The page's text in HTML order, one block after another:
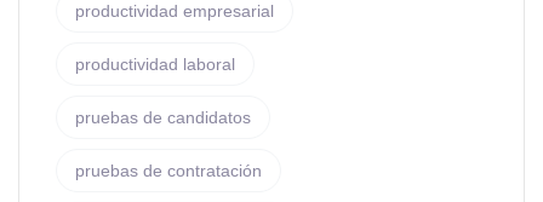
productividad empresarial
productividad laboral
pruebas de candidatos
pruebas de contratación